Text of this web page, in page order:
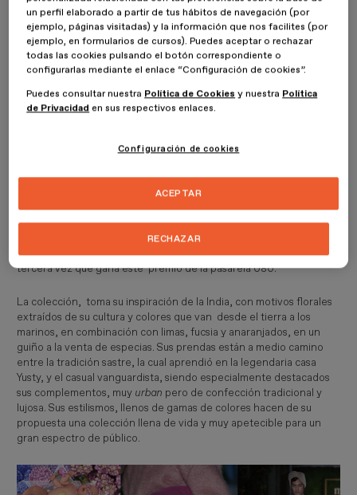
como cada vez más fuera de la pasarela.
Edesign estuvo y como siempre os pasamos un resumen de lo
mejor de la edición, esperamos que os guste.
La marca de moda masculina del jovencísimo diseñador sevillano
Jaime Álvarez, se llevó el premio al mejor diseñador emergente.
Álvarez acabó sus estudios en 2017, con tan solo 24 años y es la
tercera vez que gana este premio de la pasarela 080.
La colección, toma su inspiración de la India, con motivos florales
extraídos de su cultura y colores que van desde el tierra a los
marinos, en combinación con limas, fucsia y anaranjados, en un
guiño a la venta de especias. Sus prendas están a medio camino
entre la tradición sastre, la cual aprendió en la legendaria casa
Yusty, y el casual vanguardista, siendo especialmente destacados
sus complementos, muy urban pero de confección tradicional y
lujosa. Sus estilismos, llenos de gamas de colores hacen de su
propuesta una colección llena de vida y muy apetecible para un
gran espectro de público.
un perfil elaborado a partir de tus hábitos de navegación (por
ejemplo, páginas visitadas) y la información que nos facilites (por
ejemplo, en formularios de cursos). Puedes aceptar o rechazar
todas las cookies pulsando el botón correspondiente o
configurarlas mediante el enlace “Configuración de cookies”.
Puedes consultar nuestra Política de Cookies y nuestra Política
de Privacidad en sus respectivos enlaces.
Configuración de cookies
RECHAZAR
ACEPTAR